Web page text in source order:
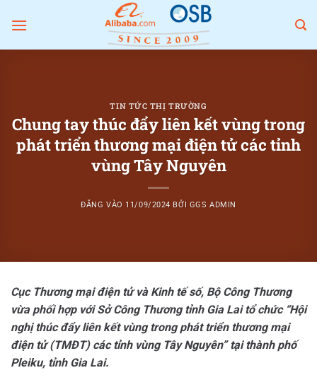
qua
TIN TỨC THỊ TRƯỜNG
Chung tay thúc đẩy liên kết vùng trong
phát triển thương mại điện tử các tỉnh
vùng Tây Nguyên
ĐĂNG VÀO 11/09/2024 BỞI GGS ADMIN
Cục Thương mại điện tử và Kinh tế số, Bộ Công Thương
vừa phối hợp với Sở Công Thương tỉnh Gia Lai tổ chức “Hội
nghị thúc đẩy liên kết vùng trong phát triển thương mại
điện tử (TMĐT) các tỉnh vùng Tây Nguyên” tại thành phố
Pleiku, tỉnh Gia Lai.